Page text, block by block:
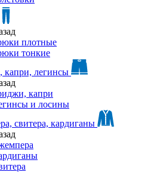
плотные
тонкие
капри, легинсы
капри
и лосины
свитера, кардиганы